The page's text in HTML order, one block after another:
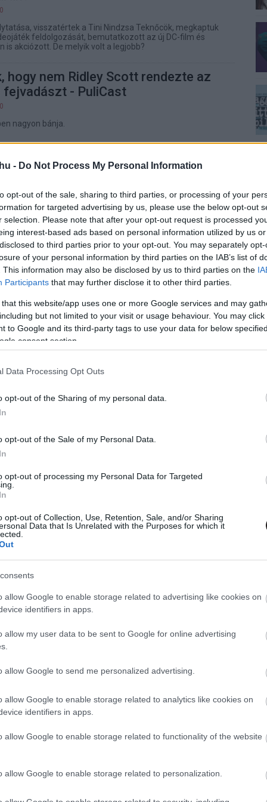
- Do Not Process My Personal Information
opt-out of the sale, sharing to third parties, or processing of your
for targeted advertising by us, please use the below opt-out
selection. Please note that after your opt-out request is processed
interest-based ads based on personal information utilized by us
to third parties prior to your opt-out. You may separately
of your personal information by third parties on the IAB’s list of
This information may also be disclosed by us to third parties on the
Participants that may further disclose it to other third parties.
that this website/app uses one or more Google services and may
but not limited to your visit or usage behaviour. You may
to Google and its third-party tags to use your data for below
consent section.
Data Processing Opt Outs
opt-out of the Sharing of my personal data.
opt-out of the Sale of my Personal Data.
opt-out of processing my Personal Data for Targeted
opt-out of Collection, Use, Retention, Sale, and/or Sharing
Data that Is Unrelated with the Purposes for which it
allow Google to enable storage related to advertising like cookies on
identifiers in apps.
allow my user data to be sent to Google for online advertising
allow Google to send me personalized advertising.
allow Google to enable storage related to analytics like cookies on
identifiers in apps.
allow Google to enable storage related to functionality of the website
allow Google to enable storage related to personalization.
visszatértek a Tini Nindzsa Teknőcök, megkaptuk
feldolgozását, bemutatkozott az új DC-film és
is akciózott. De melyik volt a legjobb?
hogy nem Ridley Scott rendezte az
fejvadászt - PuliCast
nagyon bánja.
Teknőcök: Mutáns káosz - Kritika
ezúttal animációs teknőspáncélban.
ami érdekelhet augusztusban
cápakalandja, érkezik egy újabb DC-film, Denzel
harmadjára is a védelmünkre kel. A következő négy
előtt a Tini Nindzsa Teknőcök:
mozikba a legújabb Tini Nindzsa Teknőcök animációs
Teknőcökből is filmes franchise
06:33
egy TMNT univerzum felépítésének.
az új Tini Nindzsa Teknőcök film
mutatja be a színészeket.
meg a patkányozás miatt
20:17
Nindzsa Teknőcök: Mutáns káosz szinkronos előzetese.
káosz új trailerében